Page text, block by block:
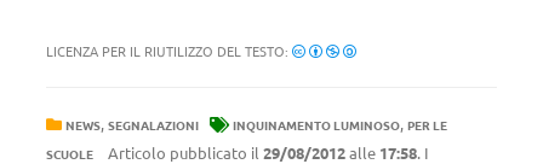
LICENZA PER IL RIUTILIZZO DEL TESTO:
NEWS, SEGNALAZIONI INQUINAMENTO LUMINOSO, PER LE
SCUOLE
Articolo pubblicato il 29/08/2012alle 17:58. I